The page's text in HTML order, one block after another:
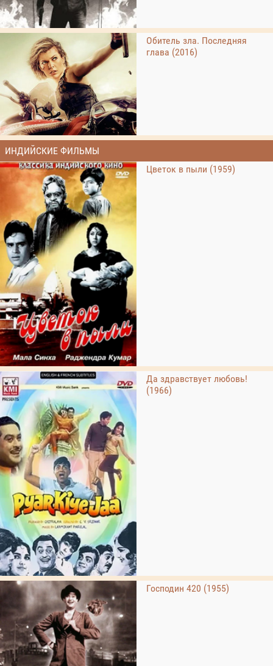
Обитель зла. Последняя
глава (2016)
ИНДИЙСКИЕ ФИЛЬМЫ
Цветок в пыли (1959)
Да здравствует любовь!
(1966)
Господин 420 (1955)